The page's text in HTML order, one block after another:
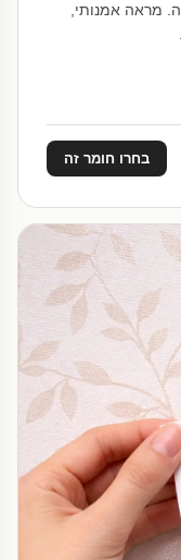
מראה אמנותי,
בחרו חומר זה